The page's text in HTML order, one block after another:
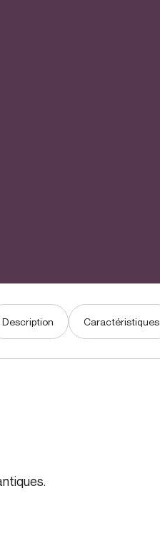
Description Caractéristiques